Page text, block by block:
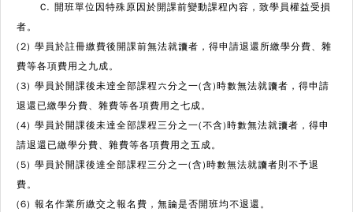
C. 開班單位因特殊原因於開課前變動課程內容，致學員權益受損
者。
(2) 學員於註冊繳費後開課前無法就讀者，得申請退還所繳學分費、雜
費等各項費用之九成。
(3) 學員於開課後未逹全部課程六分之一(含)時數無法就讀者，得申請
退還已繳學分費、雜費等各項費用之七成。
(4) 學員於開課後未達全部課程三分之一(不含)時數無法就讀者，得申
請退還已繳學分費、雜費等各項費用之五成。
(5) 學員於開課後達全部課程三分之一(含)時數無法就讀者則不予退
費。
(6) 報名作業所繳交之報名費，無論是否開班均不退還。